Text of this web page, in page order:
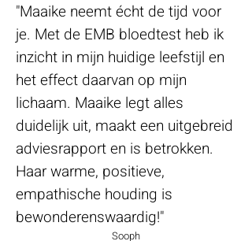
"Maaike neemt écht de tijd voor
je. Met de EMB bloedtest heb ik
inzicht in mijn huidige leefstijl en
het effect daarvan op mijn
lichaam. Maaike legt alles
duidelijk uit, maakt een uitgebreid
adviesrapport en is betrokken.
Haar warme, positieve,
empathische houding is
bewonderenswaardig!"
Sooph